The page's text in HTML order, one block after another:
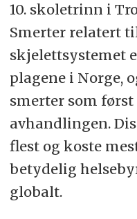
10. skoletrinn i
Smerter relatert
skjelettsystemet
plagene i Norge,
smerter som
avhandlingen.
flest og koste
betydelig
globalt.